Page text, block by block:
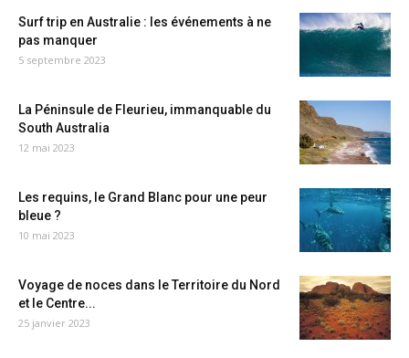
Surf trip en Australie : les événements à ne
pas manquer
5 septembre 2023
La Péninsule de Fleurieu, immanquable du
South Australia
12 mai 2023
Les requins, le Grand Blanc pour une peur
bleue ?
10 mai 2023
Voyage de noces dans le Territoire du Nord
et le Centre...
25 janvier 2023